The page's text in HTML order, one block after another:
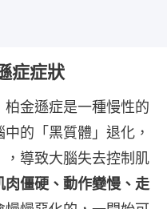
症症狀
柏金遜症是一種慢性的
的「黑質體」退化，
導致大腦失去控制肌
肉僵硬、動作變慢、走